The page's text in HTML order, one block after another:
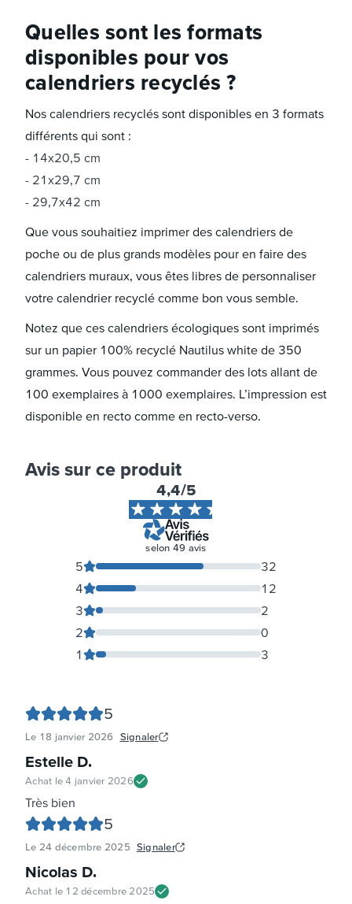
Quelles sont les formats
disponibles pour vos
calendriers recyclés ?
Nos calendriers recyclés sont disponibles en 3 formats
différents qui sont :
14x20,5 cm
21x29,7 cm
29,7x42 cm
Que vous souhaitiez imprimer des calendriers de
poche ou de plus grands modèles pour en faire des
calendriers muraux, vous êtes libres de personnaliser
votre calendrier recyclé comme bon vous semble.
Notez que ces calendriers écologiques sont imprimés
sur un papier 100% recyclé Nautilus white de 350
grammes. Vous pouvez commander des lots allant de
100 exemplaires à 1000 exemplaires. L’impression est
disponible en recto comme en recto-verso.
Avis sur ce produit
4,4/5
selon 49 avis
1 3
2 0
3 2
4 12
5 32
5
Le 18 janvier 2026 Signaler
Estelle D.
Achat le4 janvier 2026
Très bien
5
Le 24 décembre 2025 Signaler
Nicolas D.
Achat le 12 décembre 2025